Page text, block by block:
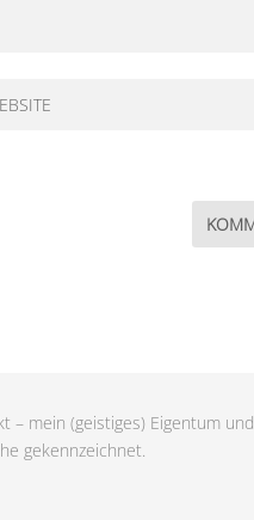
mein (geistiges) Eigentum und
gekennzeichnet.